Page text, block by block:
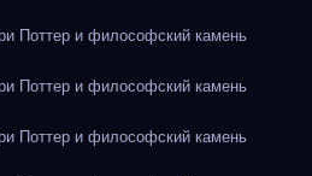
Поттер и философский камень
Поттер и философский камень
Поттер и философский камень